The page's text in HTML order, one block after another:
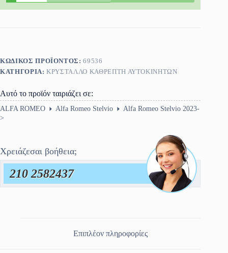
Alfa
Romeo
ΚΩΔΙΚΌΣ ΠΡΟΪΌΝΤΟΣ:69536
ΚΑΤΗΓΟΡΊΑ:ΚΡΎΣΤΑΛΛΟ ΚΑΘΡΈΠΤΗ ΑΥΤΟΚΙΝΗΤΩΝ
Αυτό το προϊόν ταιριάζει σε:
ALFA ROMEO Alfa Romeo Stelvio
Alfa Romeo Stelvio 2023-
>
Χρειάζεσαι βοήθεια;
210 2582437
Επιπλέον πληροφορίες